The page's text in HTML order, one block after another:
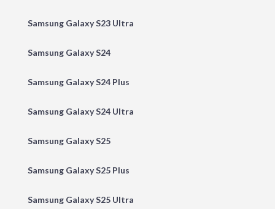
Samsung Galaxy S23 Ultra
Samsung Galaxy S24
Samsung Galaxy S24 Plus
Samsung Galaxy S24 Ultra
Samsung Galaxy S25
Samsung Galaxy S25 Plus
Samsung Galaxy S25 Ultra